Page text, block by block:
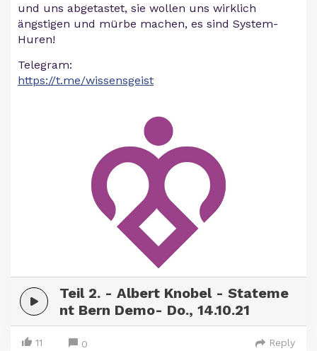
und uns abgetastet, sie wollen uns wirklich
ängstigen und mürbe machen, es sind System-
Huren!
Telegram:
https://t.me/wissensgeist
Teil 2. - Albert Knobel - Stateme
nt Bern Demo- Do., 14.10.21
11 0 Reply